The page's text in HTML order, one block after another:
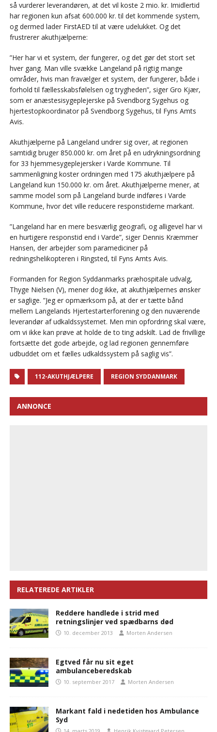
så vurderer leverandøren, at det vil koste 2 mio. kr. Imidlertid
har regionen kun afsat 600.000 kr. til det kommende system,
og dermed lader FirstAED til at være udelukket. Og det
frustrerer akuthjælperne:
”Her har vi et system, der fungerer, og det gør det stort set
hver gang. Man ville svække Langeland på rigtig mange
områder, hvis man fravælger et system, der fungerer, både i
forhold til fællesskabsfølelsen og trygheden”, siger Gro Kjær,
som er anæstesisygeplejerske på Svendborg Sygehus og
hjertestopkoordinator på Svendborg Sygehus, til Fyns Amts
Avis.
Akuthjælperne på Langeland undrer sig over, at regionen
samtidig bruger 850.000 kr. om året på en udrykningsordning
for 33 hjemmesygeplejersker i Varde Kommune. Til
sammenligning koster ordningen med 175 akuthjælpere på
Langeland kun 150.000 kr. om året. Akuthjælperne mener, at
samme model som på Langeland burde indføres i Varde
Kommune, hvor det ville reducere responstiderne markant.
”Langeland har en mere besværlig geografi, og alligevel har vi
en hurtigere responstid end i Varde”, siger Dennis Kræmmer
Hansen, der arbejder som paramediciner på
redningshelikopteren i Ringsted, til Fyns Amts Avis.
Formanden for Region Syddanmarks præhospitale udvalg,
Thyge Nielsen (V), mener dog ikke, at akuthjælpernes ønsker
er saglige. ”Jeg er opmærksom på, at der er tætte bånd
mellem Langelands Hjertestarterforening og den nuværende
leverandør af udkaldssystemet. Men min opfordring skal være,
om vi ikke kan prøve at holde de to ting adskilt. Lad de frivillige
fortsætte det gode arbejde, og lad regionen gennemføre
udbuddet om et fælles udkaldssystem på saglig vis”.
112-AKUTHJÆLPERE REGION SYDDANMARK
ANNONCE
RELATEREDE ARTIKLER
Reddere handlede i strid med
retningslinjer ved spædbarns død
10. december 2013 Morten Andersen
Egtved får nu sit eget
ambulanceberedskab
10. september 2017 Morten Andersen
Markant fald i nedetiden hos Ambulance
Syd